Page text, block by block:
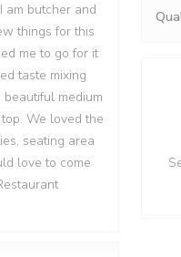
am butcher and
things for this
me to go for it
taste mixing
medium
We loved the
seating area
love to come